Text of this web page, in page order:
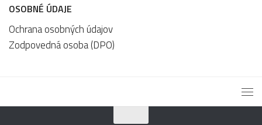
OSOBNÉ ÚDAJE
Ochrana osobných údajov
Zodpovedná osoba (DPO)